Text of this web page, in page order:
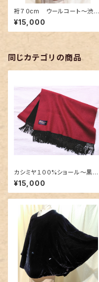
裄７０cm ウールコート〜渋め
なグラデーションカラー〜
¥15,000
同じカテゴリの商品
カシミヤ１００%ショール〜黒色
×深紅色のリバーシブル〜
¥15,000